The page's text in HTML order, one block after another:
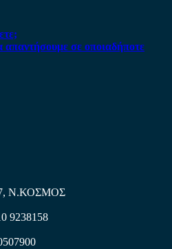
απαντήσουμε σε οποιαδήποτε
Ν.ΚΟΣΜΟΣ
9238158